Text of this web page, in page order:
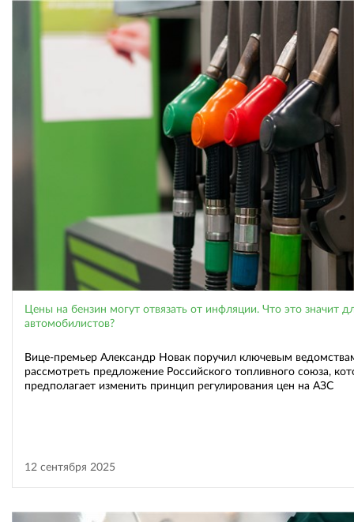
Цены на бензин могут отвязать от инфляции. Что это значит
автомобилистов?
Вице-премьер Александр Новак поручил ключевым
рассмотреть предложение Российского топливного союза,
предполагает изменить принцип регулирования цен на АЗС
12 сентября 2025